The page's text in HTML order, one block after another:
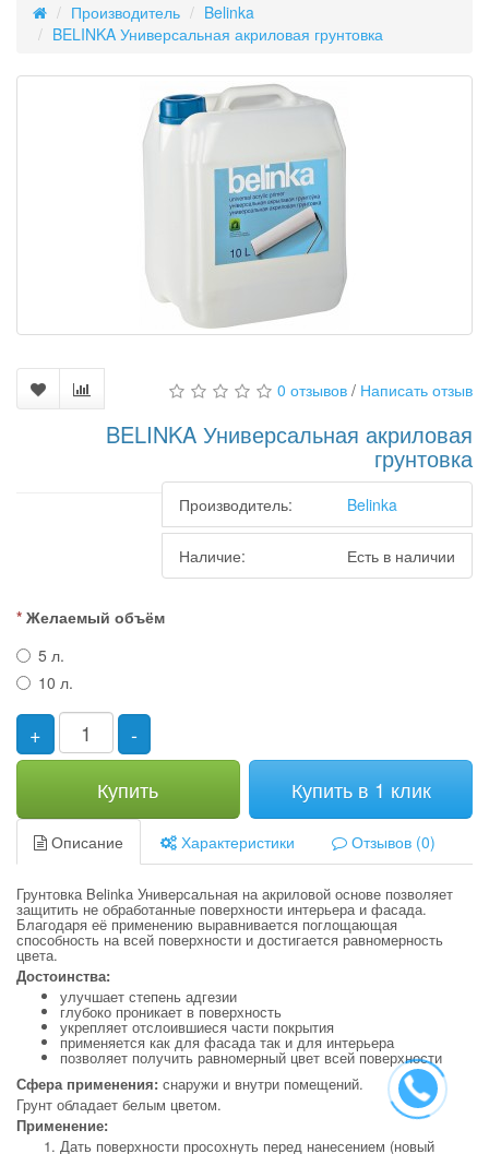
Производитель
Belinka
BELINKA Универсальная акриловая грунтовка
0 отзывов / Написать отзыв
BELINKA Универсальная акриловая
грунтовка
Производитель: Belinka
Наличие: Есть в наличии
Желаемый объём
5 л.
10 л.
+
-
Купить
Купить в 1 клик
Описание Характеристики Отзывов (0)
Грунтовка Belinka Универсальная на акриловой основе позволяет
защитить не обработанные поверхности интерьера и фасада.
Благодаря её применению выравнивается поглощающая
способность на всей поверхности и достигается равномерность
цвета.
Достоинства:
улучшает степень адгезии
глубоко проникает в поверхность
укрепляет отслоившиеся части покрытия
применяется как для фасада так и для интерьера
позволяет получить равномерный цвет всей поверхности
Сфера применения: снаружи и внутри помещений.
Грунт обладает белым цветом.
Применение:
Дать поверхности просохнуть перед нанесением (новый